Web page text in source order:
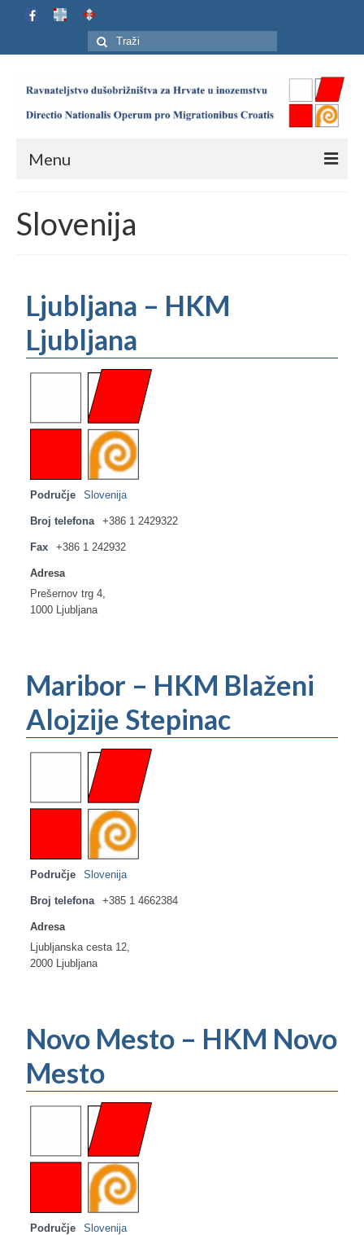
Search
for:
Menu
Ustroj
Karta
Jubilej HIP-a
Ljetna škola
Slovenija
Ljubljana – HKM
Ljubljana
Područje Slovenija
Broj telefona +386 1 2429322
Fax +386 1 242932
Adresa
Prešernov trg 4,
1000 Ljubljana
Maribor – HKM Blaženi
Alojzije Stepinac
Područje Slovenija
Broj telefona +385 1 4662384
Adresa
Ljubljanska cesta 12,
2000 Ljubljana
Novo Mesto – HKM Novo
Mesto
Područje Slovenija